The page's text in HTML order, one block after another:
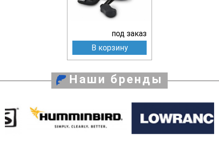
под заказ
В корзину
Наши бренды